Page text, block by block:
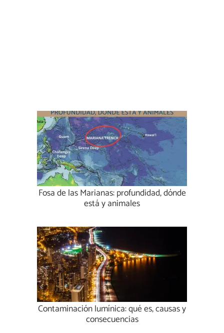
Fosa de las Marianas: profundidad, dónde
está y animales
Contaminación lumínica: qué es, causas y
consecuencias